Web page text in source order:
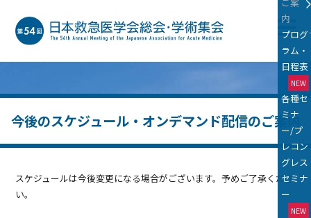
内
プログ
ラム・
日程表
NEW
各種セ
ミナ
ー/プ
レコン
グレス
セミナ
ー
NEW
今後のスケジュール・オンデマンド配信のご案内
スケジュールは今後変更になる場合がございます。予めご了承くださ
い。